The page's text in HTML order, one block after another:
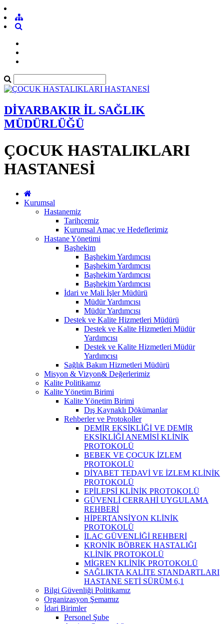
DİYARBAKIR İL SAĞLIK
MÜDÜRLÜĞÜ
ÇOCUK HASTALIKLARI
HASTANESİ
Kurumsal
Hastanemiz
Tarihçemiz
Kurumsal Amaç ve Hedeflerimiz
Hastane Yönetimi
Başhekim
Başhekim Yardımcısı
Başhekim Yardımcısı
Başhekim Yardımcısı
Başhekim Yardımcısı
İdari ve Mali İşler Müdürü
Müdür Yardımcısı
Müdür Yardımcısı
Destek ve Kalite Hizmetleri Müdürü
Destek ve Kalite Hizmetleri Müdür
Yardımcısı
Destek ve Kalite Hizmetleri Müdür
Yardımcısı
Sağlık Bakım Hizmetleri Müdürü
Misyon & Vizyon& Değerlerimiz
Kalite Politikamız
Kalite Yönetim Birimi
Kalite Yönetim Birimi
Dış Kaynaklı Dökümanlar
Rehberler ve Protokoller
DEMİR EKSİKLİĞİ VE DEMİR
EKSİKLİĞİ ANEMİSİ KLİNİK
PROTOKOLÜ
BEBEK VE ÇOCUK İZLEM
PROTOKOLÜ
DİYABET TEDAVİ VE İZLEM KLİNİK
PROTOKOLÜ
EPİLEPSİ KLİNİK PROTOKOLÜ
GÜVENLİ CERRAHİ UYGULAMA
REHBERİ
HİPERTANSİYON KLİNİK
PROTOKOLÜ
İLAÇ GÜVENLİĞİ REHBERİ
KRONİK BÖBREK HASTALIĞI
KLİNİK PROTOKOLÜ
MİGREN KLİNİK PROTOKOLÜ
SAĞLIKTA KALİTE STANDARTLARI
HASTANE SETİ SÜRÜM 6,1
Bilgi Güvenliği Politikamız
Organizasyon Şemamız
İdari Birimler
Personel Şube